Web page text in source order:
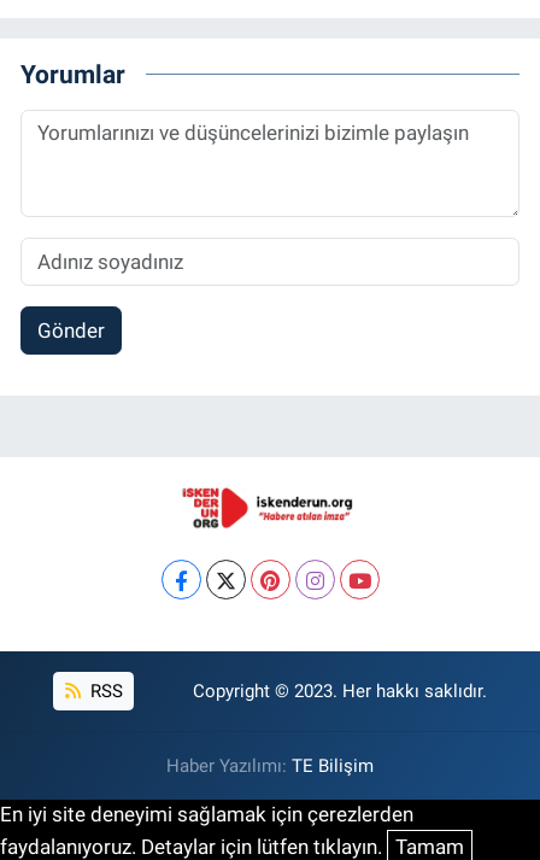
Yorumlar
Gönder
RSS Copyright © 2023. Her hakkı saklıdır.
Haber Yazılımı: TE Bilişim
En iyi site deneyimi sağlamak için çerezlerden
faydalanıyoruz. Detaylar için lütfen tıklayın. Tamam